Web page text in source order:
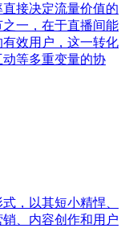
接决定流量价值的
一，在于直播间能
效用户，这一转化
等多重变量的协
，以其短小精悍、
、内容创作和用户